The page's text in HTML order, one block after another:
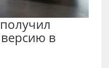
в